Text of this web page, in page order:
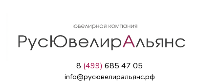
8 (499) 685 47 05
info@русювелиральянс.рф